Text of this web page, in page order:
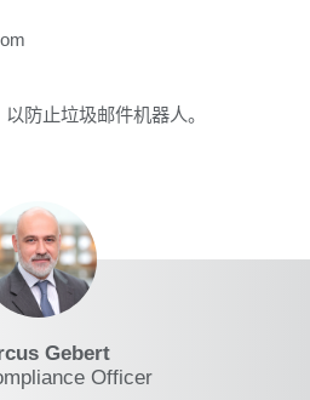
防止垃圾邮件机器人。
Gebert
Officer